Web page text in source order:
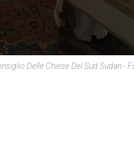
Delle Chiese Del Sud Sudan -